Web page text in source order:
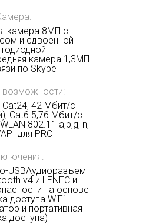
камера 8МП с
и сдвоенной
камера 1,3МП
по Skype
возможности:
Cat24, 42 Мбит/с
Cat6 5,76 Мбит/с
802.11 a,b,g, n,
для PRC
USBАудиоразъем
v4 и LENFC и
на основе
доступа WiFi
и портативная
доступа)